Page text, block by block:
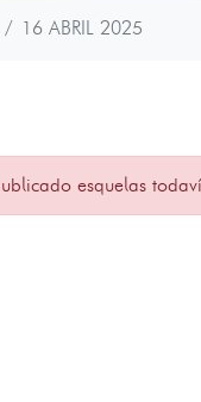
16 ABRIL 2025
esquelas